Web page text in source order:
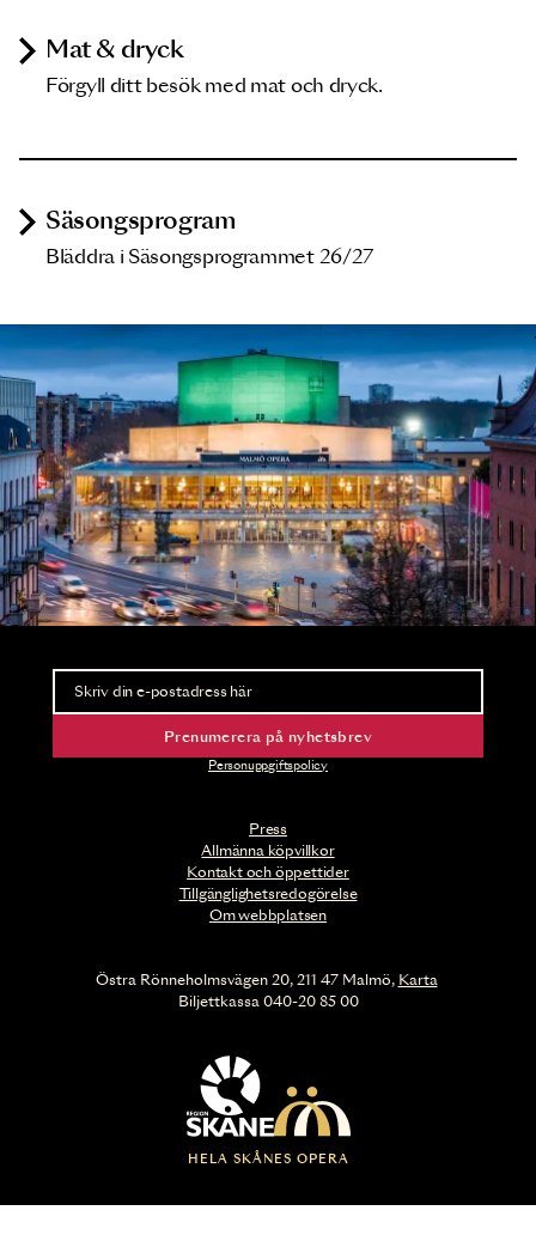
Mat & dryck
Förgyll ditt besök med mat och dryck.
Säsongsprogram
Bläddra i Säsongsprogrammet 26/27
Press
Allmänna köpvillkor
Kontakt och öppettider
Tillgänglighetsredogörelse
Om webbplatsen
Nyhetsbrev
Ta del av förhandsinformation och biljettsläpp.
Prenumerera på nyhetsbrev
Personuppgiftspolicy
HELA SKÅNES OPERA
Östra Rönneholmsvägen 20, 211 47 Malmö, Karta
Biljettkassa 040-20 85 00